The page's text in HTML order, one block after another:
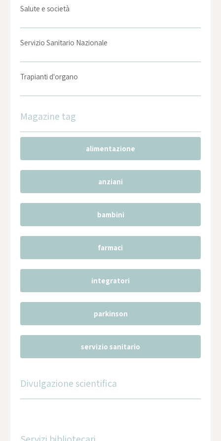
Salute e società
Servizio Sanitario Nazionale
Trapianti d'organo
Magazine tag
alimentazione
anziani
bambini
farmaci
integratori
parkinson
servizio sanitario
Divulgazione scientifica